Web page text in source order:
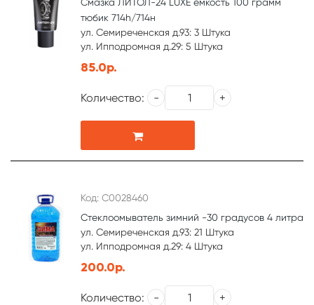
тюбик 714h/714н
ул. Семиреченская д.93: 3 Штука
ул. Ипподромная д.29: 5 Штука
85.0р.
Количество:
Код: С0028460
Стеклоомыватель зимний -30 градусов 4 литра
ул. Семиреченская д.93: 21 Штука
ул. Ипподромная д.29: 4 Штука
200.0р.
Количество: